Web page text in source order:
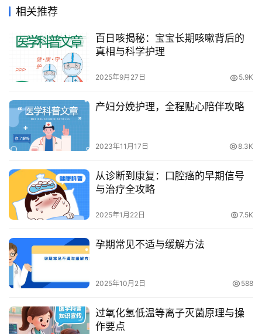
相关推荐
百日咳揭秘：宝宝长期咳嗽背后的
真相与科学护理
2025年9月27日 5.9K
产妇分娩护理，全程贴心陪伴攻略
2023年11月17日 8.3K
从诊断到康复：口腔癌的早期信号
与治疗全攻略
2025年1月22日 7.5K
孕期常见不适与缓解方法
2025年10月2日 588
过氧化氢低温等离子灭菌原理与操
作要点